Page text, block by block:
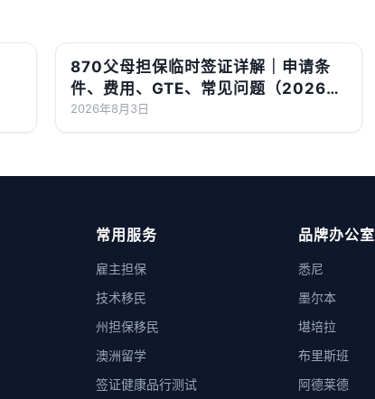
870父母担保临时签证详解｜申请条
件、费用、GTE、常见问题（2026最
新版）
2026年8月3日
常用服务
雇主担保
技术移民
州担保移民
澳洲留学
签证健康品行测试
品牌办公室
悉尼
墨尔本
堪培拉
布里斯班
阿德莱德